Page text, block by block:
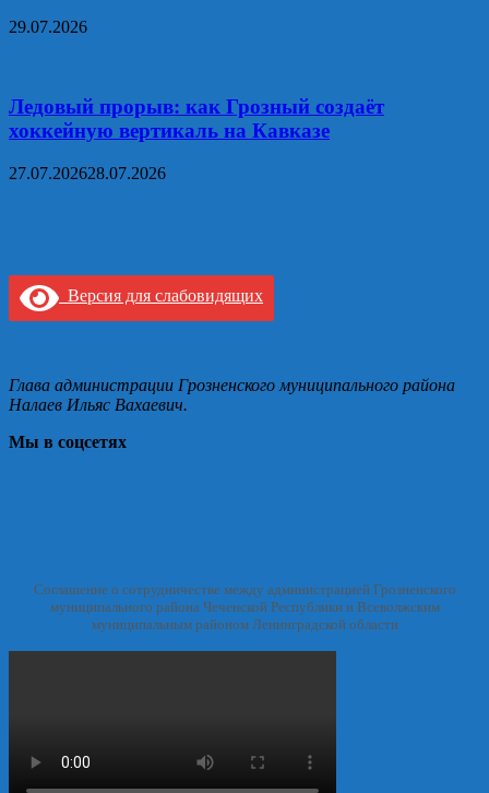
29.07.2026
Ледовый прорыв: как Грозный создаёт
хоккейную вертикаль на Кавказе
27.07.202628.07.2026
Версия для слабовидящих
Глава администрации Грозненского муниципального района
Налаев Ильяс Вахаевич.
Мы в соцсетях
Соглашение о сотрудничестве между администрацией Грозненского
муниципального района Чеченской Республики и Всеволжским
муниципальным районом Ленинградской области